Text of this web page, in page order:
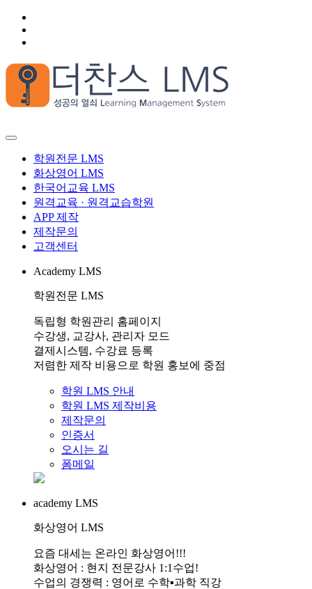
학원전문 LMS
화상영어 LMS
한국어교육 LMS
원격교육 · 원격교습학원
APP 제작
제작문의
고객센터
Academy LMS
학원전문 LMS
독립형 학원관리 홈페이지
수강생, 교강사, 관리자 모드
결제시스템, 수강료 등록
저렴한 제작 비용으로 학원 홍보에 중점
학원 LMS 안내
학원 LMS 제작비용
제작문의
인증서
오시는 길
폼메일
academy LMS
화상영어 LMS
요즘 대세는 온라인 화상영어!!!
화상영어 : 현지 전문강사 1:1수업!
수업의 경쟁력 : 영어로 수학▪과학 직강